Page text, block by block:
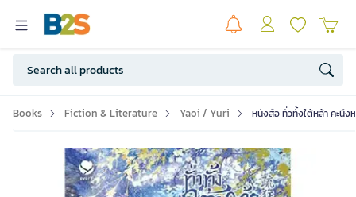
Books Fiction & Literature Yaoi / Yuri หนังสือ ทั่วทั้งใต้หล้า คะนึงห